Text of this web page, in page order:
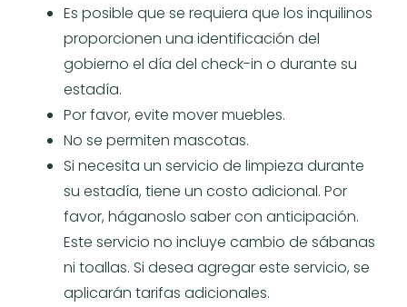
Es posible que se requiera que los inquilinos
proporcionen una identificación del
gobierno el día del check-in o durante su
estadía.
Por favor, evite mover muebles.
No se permiten mascotas.
Si necesita un servicio de limpieza durante
su estadía, tiene un costo adicional. Por
favor, háganoslo saber con anticipación.
Este servicio no incluye cambio de sábanas
ni toallas. Si desea agregar este servicio, se
aplicarán tarifas adicionales.